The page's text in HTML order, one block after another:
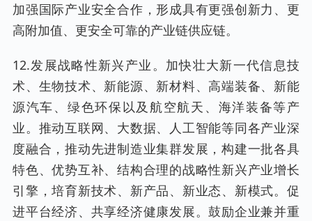
加强国际产业安全合作，形成具有更强创新力、更
高附加值、更安全可靠的产业链供应链。
12.发展战略性新兴产业。加快壮大新一代信息技
术、生物技术、新能源、新材料、高端装备、新能
源汽车、绿色环保以及航空航天、海洋装备等产
业。推动互联网、大数据、人工智能等同各产业深
度融合，推动先进制造业集群发展，构建一批各具
特色、优势互补、结构合理的战略性新兴产业增长
引擎，培育新技术、新产品、新业态、新模式。促
进平台经济、共享经济健康发展。鼓励企业兼并重